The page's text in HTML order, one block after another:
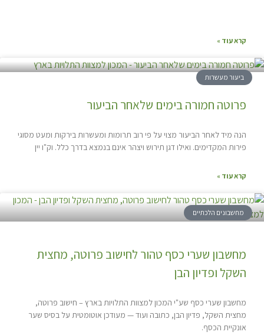
קרא עוד »
ביעור מעשרות
פרוטה חמורה בימים שלאחר הביעור
הנה מיד לאחר הביעור מצוי על פי רוב תרומות ומעשרות בירקות ומעט מסוגי
פירות המקדימים. ואילו דגן תירוש ויצהר אינם בנמצא בדרך כלל. וק"ו יין
קרא עוד »
מחשבונים הלכתיים
מחשבון שערי כסף טהור לחישוב פרוטה, מחצית
השקל ופדיון הבן
מחשבון שערי כסף שע"י המכון למצוות התלויות בארץ – חישוב פרוטה,
מחצית השקל, פדיון הבן, כתובה ועוד — מעודכן אוטומטית על בסיס שער
אונקיית הכסף.